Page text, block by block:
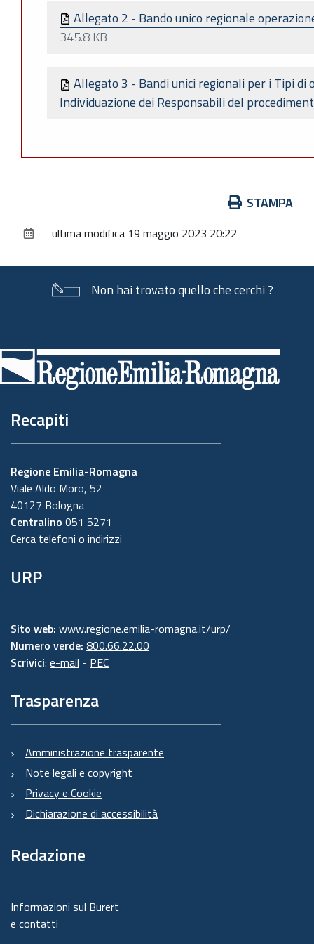
Allegato 2 - Bando unico regionale
345.8 KB
Allegato 3 - Bandi unici regionali per i Tipi di
Individuazione dei Responsabili del
documento
STAMPA
ultima modifica 19 maggio 2023 20:22
Non hai trovato quello che cerchi ?
di
pagina
Recapiti
Regione Emilia-Romagna
Viale Aldo Moro, 52
40127 Bologna
Centralino 051 5271
Cerca telefoni o indirizzi
URP
Sito web: www.regione.emilia-romagna.it/urp/
Numero verde: 800.66.22.00
Scrivici: e-mail - PEC
Trasparenza
Amministrazione trasparente
Note legali e copyright
Privacy e Cookie
Dichiarazione di accessibilità
Redazione
Informazioni sul Burert
e contatti